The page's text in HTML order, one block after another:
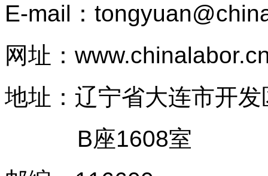
E-mail：
网址：
地址：辽宁省大连市开
B座1608室